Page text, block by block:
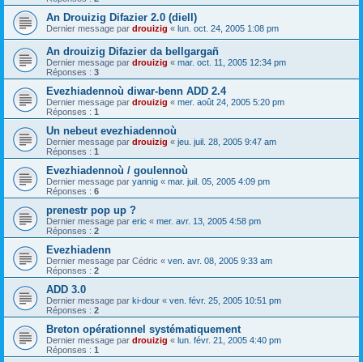
An Drouizig Difazier 2.0 (diell)
Dernier message par drouizig « lun. oct. 24, 2005 1:08 pm
An drouizig Difazier da bellgargañ
Dernier message par drouizig « mar. oct. 11, 2005 12:34 pm
Réponses : 3
Evezhiadennoù diwar-benn ADD 2.4
Dernier message par drouizig « mer. août 24, 2005 5:20 pm
Réponses : 1
Un nebeut evezhiadennoù
Dernier message par drouizig « jeu. juil. 28, 2005 9:47 am
Réponses : 1
Evezhiadennoù / goulennoù
Dernier message par yannig « mar. juil. 05, 2005 4:09 pm
Réponses : 6
prenestr pop up ?
Dernier message par eric « mer. avr. 13, 2005 4:58 pm
Réponses : 2
Evezhiadenn
Dernier message par Cédric « ven. avr. 08, 2005 9:33 am
Réponses : 2
ADD 3.0
Dernier message par ki-dour « ven. févr. 25, 2005 10:51 pm
Réponses : 2
Breton opérationnel systématiquement
Dernier message par drouizig « lun. févr. 21, 2005 4:40 pm
Réponses : 1